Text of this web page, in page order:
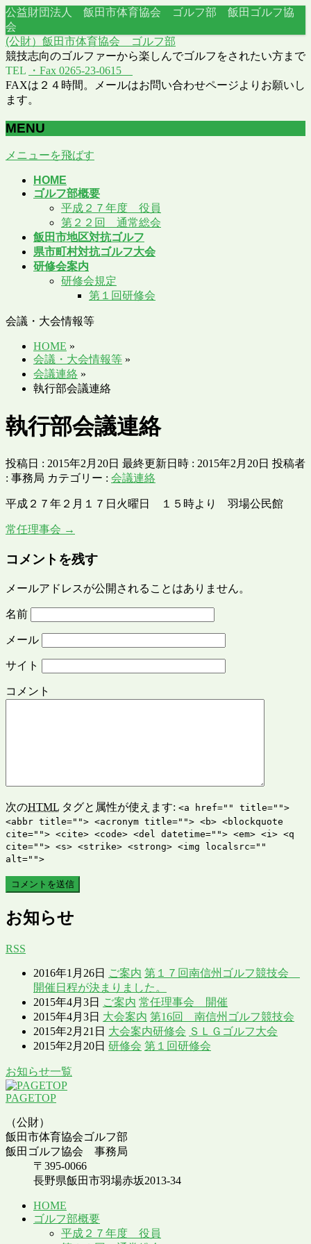
公益財団法人 飯田市体育協会 ゴルフ部 飯田ゴルフ協
会
(公財）飯田市体育協会 ゴルフ部
競技志向のゴルファーから楽しんでゴルフをされたい方まで
TEL
・Fax 0265-23-0615
FAXは２４時間。メールはお問い合わせページよりお願いし
ます。
MENU
メニューを飛ばす
HOME
ゴルフ部概要
平成２７年度 役員
第２２回 通常総会
飯田市地区対抗ゴルフ
県市町村対抗ゴルフ大会
研修会案内
研修会規定
第１回研修会
会議・大会情報等
HOME »
会議・大会情報等 »
会議連絡 »
執行部会議連絡
執行部会議連絡
投稿日 : 2015年2月20日 最終更新日時 : 2015年2月20日 投稿者
: 事務局 カテゴリー : 会議連絡
平成２７年２月１７日火曜日 １５時より 羽場公民館
常任理事会 →
コメントを残す
メールアドレスが公開されることはありません。
名前
メール
サイト
コメント
次のHTML タグと属性が使えます: <a href="" title="">
<abbr title=""> <acronym title=""> <b> <blockquote
cite=""> <cite> <code> <del datetime=""> <em> <i> <q
cite=""> <s> <strike> <strong> <img localsrc=""
alt="">
お知らせ
RSS
2016年1月26日 ご案内 第１７回南信州ゴルフ競技会
開催日程が決まりました。
2015年4月3日 ご案内 常任理事会 開催
2015年4月3日 大会案内 第16回 南信州ゴルフ競技会
2015年2月21日 大会案内研修会 ＳＬＧゴルフ大会
2015年2月20日 研修会 第１回研修会
お知らせ一覧
PAGETOP
（公財）
飯田市体育協会ゴルフ部
飯田ゴルフ協会 事務局
〒395-0066
長野県飯田市羽場赤坂2013-34
HOME
ゴルフ部概要
平成２７年度 役員